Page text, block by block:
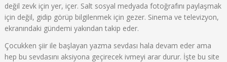
değil zevk için yer, içer. Salt sosyal medyada fotoğrafını paylaşmak
için değil, gidip görüp bilgilenmek için gezer. Sinema ve televizyon,
ekranındaki gündemi yakından takip eder.
Çocukken şiir ile başlayan yazma sevdası hala devam eder ama
hep bu sevdasını aksiyona geçirecek ivmeyi arar durur. İşte bu site